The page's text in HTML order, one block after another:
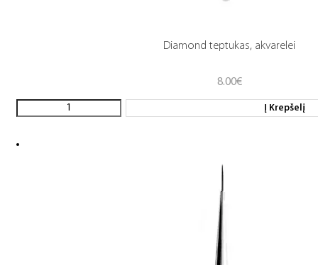
Diamond teptukas, akvarelei
8.00€
Į Krepšelį